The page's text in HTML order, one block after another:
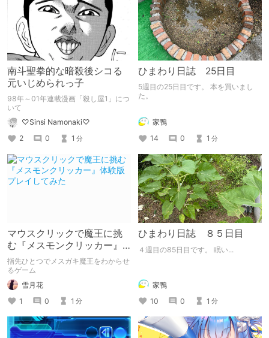
南斗聖拳的な暗殺後シコる
元いじめられっ子
98年～01年連載漫画「殺し屋1」につ
いて
♡Sinsi Namonaki♡
2
0 1 分
ひまわり日誌 25日目
5週目の25日目です。 本を買いまし
た。
家鴨
14
0 1 分
マウスクリックで魔王に挑
む『メスモンクリッカー』
体験版プレイしてみた
指先ひとつでメスガキ魔王をわからせ
るゲーム
雪月花
1
0 1 分
ひまわり日誌 ８５日目
４週目の85日目です。 眠い...
家鴨
10
0 1 分